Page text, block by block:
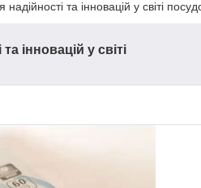
надійності та інновацій у світі
інновацій у світі